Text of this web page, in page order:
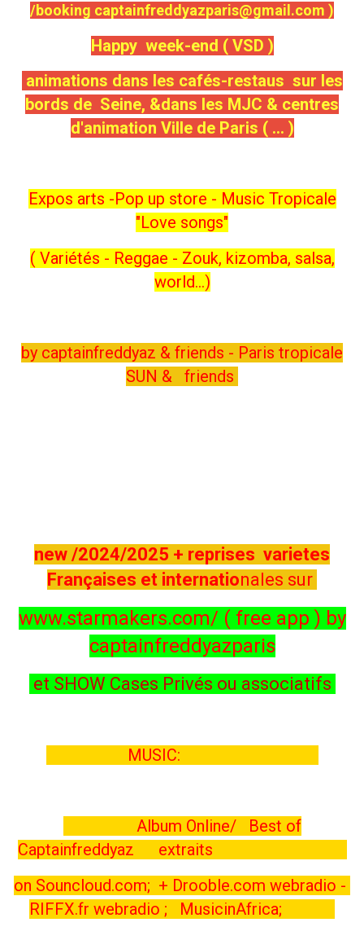
/booking captainfreddyazparis@gmail.com )
Happy week-end ( VSD )
animations dans les cafés-restaus sur les
bords de Seine, &dans les MJC & centres
d'animation Ville de Paris ( ... )
Expos arts -Pop up store - Music Tropicale
"Love songs"
( Variétés - Reggae - Zouk, kizomba, salsa,
world...)
by captainfreddyaz & friends - Paris tropicale
SUN & friends
new /2024/2025 + reprises varietes
Françaises et internationales sur
www.starmakers.com/ ( free app ) by
captainfreddyazparis
et SHOW Cases Privés ou associatifs
MUSIC:
Album Online/ Best of
Captainfreddyaz extraits
on Souncloud.com; + Drooble.com webradio -
RIFFX.fr webradio ; MusicinAfrica;